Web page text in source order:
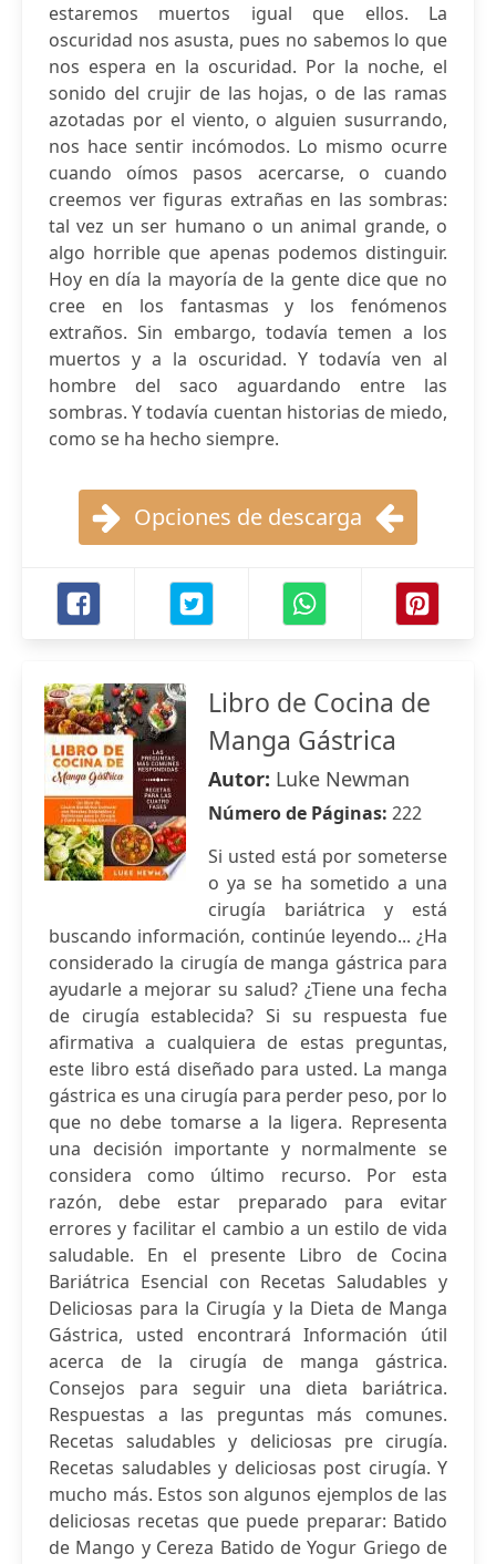
estaremos muertos igual que ellos. La
oscuridad nos asusta, pues no sabemos lo que
nos espera en la oscuridad. Por la noche, el
sonido del crujir de las hojas, o de las ramas
azotadas por el viento, o alguien susurrando,
nos hace sentir incómodos. Lo mismo ocurre
cuando oímos pasos acercarse, o cuando
creemos ver figuras extrañas en las sombras:
tal vez un ser humano o un animal grande, o
algo horrible que apenas podemos distinguir.
Hoy en día la mayoría de la gente dice que no
cree en los fantasmas y los fenómenos
extraños. Sin embargo, todavía temen a los
muertos y a la oscuridad. Y todavía ven al
hombre del saco aguardando entre las
sombras. Y todavía cuentan historias de miedo,
como se ha hecho siempre.
Opciones de descarga
Libro de Cocina de
Manga Gástrica
Autor: Luke Newman
Número de Páginas: 222
Si usted está por someterse
o ya se ha sometido a una
cirugía bariátrica y está
buscando información, continúe leyendo... ¿Ha
considerado la cirugía de manga gástrica para
ayudarle a mejorar su salud? ¿Tiene una fecha
de cirugía establecida? Si su respuesta fue
afirmativa a cualquiera de estas preguntas,
este libro está diseñado para usted. La manga
gástrica es una cirugía para perder peso, por lo
que no debe tomarse a la ligera. Representa
una decisión importante y normalmente se
considera como último recurso. Por esta
razón, debe estar preparado para evitar
errores y facilitar el cambio a un estilo de vida
saludable. En el presente Libro de Cocina
Bariátrica Esencial con Recetas Saludables y
Deliciosas para la Cirugía y la Dieta de Manga
Gástrica, usted encontrará Información útil
acerca de la cirugía de manga gástrica.
Consejos para seguir una dieta bariátrica.
Respuestas a las preguntas más comunes.
Recetas saludables y deliciosas pre cirugía.
Recetas saludables y deliciosas post cirugía. Y
mucho más. Estos son algunos ejemplos de las
deliciosas recetas que puede preparar: Batido
de Mango y Cereza Batido de Yogur Griego de